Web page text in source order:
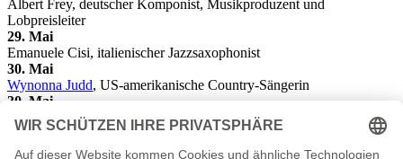
Albert Frey, deutscher Komponist, Musikproduzent und
Lobpreisleiter
29. Mai
Emanuele Cisi, italienischer Jazzsaxophonist
30. Mai
Wynonna Judd, US-amerikanische Country-Sängerin
30. Mai
Corinne Schmidhauser, Schweizer Skirennläuferin und Politikerin
30. Mai
Tom Morello, US-amerikanischer Gitarrist